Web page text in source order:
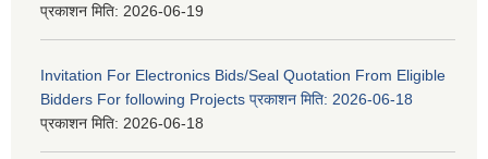
प्रकाशन मिति: 2026-06-19
Invitation For Electronics Bids/Seal Quotation From Eligible
Bidders For following Projects प्रकाशन मिति: 2026-06-18
प्रकाशन मिति: 2026-06-18